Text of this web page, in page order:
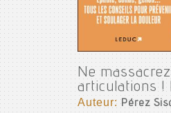
Ne
articulations !
Auteur:Pérez